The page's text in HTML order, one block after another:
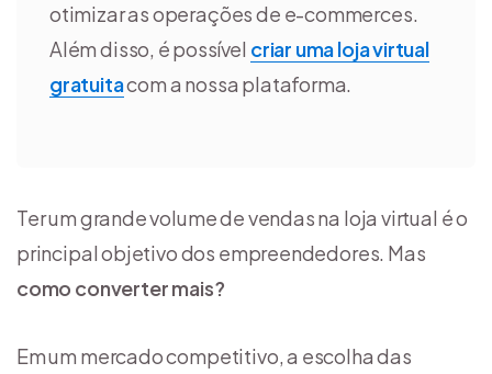
otimizar as operações de e-commerces.
Além disso, é possível criar uma loja virtual
gratuitacom a nossa plataforma.
Ter um grande volume de vendas na loja virtual é o
principal objetivo dos empreendedores. Mas
como converter mais?
Em um mercado competitivo, a escolha das